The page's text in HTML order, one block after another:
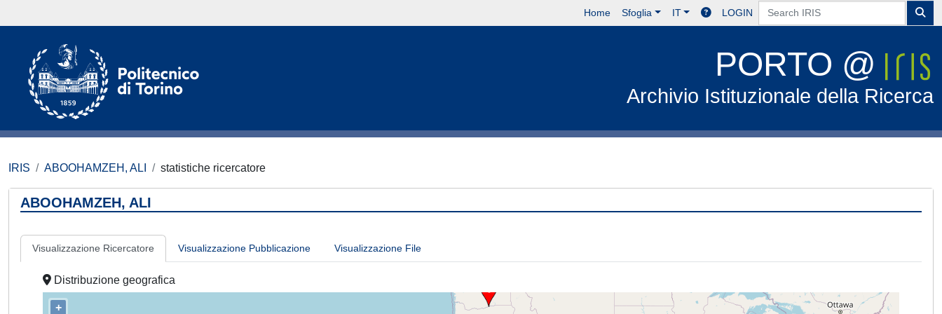
Home Sfoglia IT LOGIN
PORTO @
Archivio Istituzionale della Ricerca
IRIS ABOOHAMZEH, ALI statistiche ricercatore
ABOOHAMZEH, ALI
Visualizzazione Ricercatore Visualizzazione Pubblicazione Visualizzazione File
Distribuzione geografica
+